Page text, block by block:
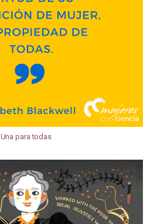
Una para todas